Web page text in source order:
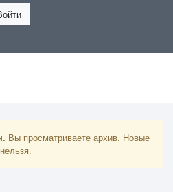
Вы просматриваете архив. Новые